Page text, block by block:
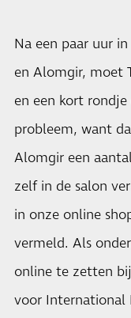
Na een paar uur
en Alomgir, moet
en een kort
probleem, want
Alomgir een
zelf in de salon
in onze online
vermeld. Als
online te zetten
voor International